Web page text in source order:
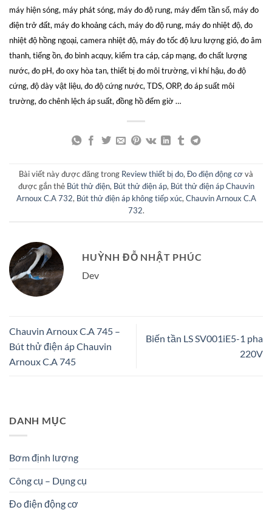
máy hiện sóng, máy phát sóng, máy đo độ rung, máy đếm tần số, máy đo
điện trở đất, máy đo khoảng cách, máy đo độ rung, máy đo nhiệt độ, đo
nhiệt độ hồng ngoại, camera nhiệt độ, máy đo tốc độ lưu lượng gió, đo âm
thanh, tiếng ồn, đo bình acquy, kiểm tra cáp, cáp mạng, đo chất lượng
nước, đo pH, đo oxy hòa tan, thiết bị đo môi trường, vi khí hậu, đo độ
cứng, độ dày vật liệu, đo độ cứng nước, TDS, ORP, đo áp suất môi
trường, đo chênh lệch áp suất, đồng hồ đếm giờ …
Bài viết này được đăng trong Review thiết bị đo, Đo điện động cơvà
được gắn thẻ Bút thử điện, Bút thử điện áp, Bút thử điện áp Chauvin
Arnoux C.A 732, Bút thử điện áp không tiếp xúc, Chauvin Arnoux C.A
732.
HUỲNH ĐỖ NHẬT PHÚC
Dev
Chauvin Arnoux C.A 745 –
Bút thử điện áp Chauvin
Arnoux C.A 745
Biến tần LS SV001iE5-1 pha
220V
DANH MỤC
Bơm định lượng
Công cụ – Dụng cụ
Đo điện động cơ